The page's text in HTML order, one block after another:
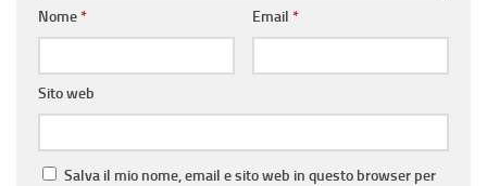
Nome* Email *
Sito web
Salva il mio nome, email e sito web in questo browser per